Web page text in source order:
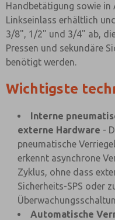
Handbetätigung sowie in
Linkseinlass erhältlich
3/8", 1/2" und 3/4" ab,
Pressen und sekundäre
benötigt werden.
Wichtigste
Interne
externe Hardware -
pneumatische
erkennt asynchrone
Zyklus, ohne dass
Sicherheits-SPS oder
Automatische